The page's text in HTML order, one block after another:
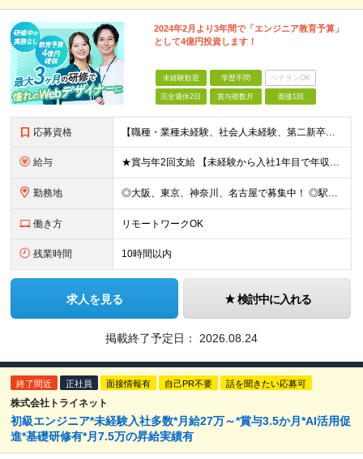
2024年2月より3年間で「エンジニア教育予算」
として4億円投資します！
未経験歓迎 学歴不問 ベテランOK
完全週休2日 賞与複数月 面接1回
応募資格 【職種・業種未経験、社会人未経験、第二新卒、歓迎します】 ◆35歳以下の方 └長期キャリア形成のため、年齢制限をかけた募集となります。 ◆学歴不問 《こんな方に向いています！》 ■フロントエンジニア
給与 ★賞与年2回支給 【未経験から入社1年目で年収48万円以上UPも目指せる◎】 研修に加え、バディ制度も整備。不安なことがあれば丁寧にフォローします。 頑張り次第で収入アップが実現可能であり、入社1年
勤務地 ◎大阪、東京、神奈川、名古屋で募集中！ ◎駅チカ！ ◎勤務地は、希望を考慮のうえ決定いたします。 ◎転居を伴う転勤はありません。 【転勤なし／希望勤務地は考慮】 大阪、東京、神奈川、名古屋のいずれか
働き方 リモートワークOK
残業時間 10時間以内
求人を見る 検討中に入れる
掲載終了予定日： 2026.08.24
終了間近 正社員 面接情報有 自己PR不要 話を聞きたい応募可
株式会社トライネット
初級エンジニア*未経験入社多数*月給27万～*賞与3.5か月*AI活用促
進*基礎研修有*月7.5万の昇給実績有